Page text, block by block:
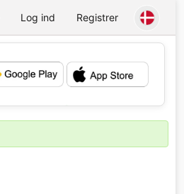
Log ind Registrer
💕